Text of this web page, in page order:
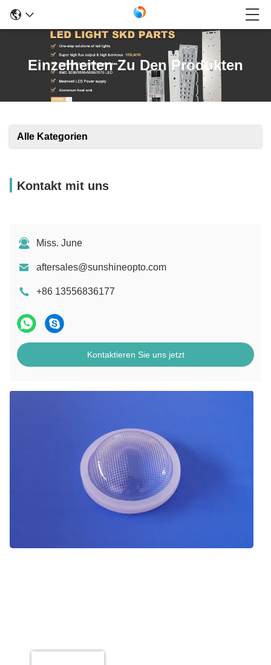
Einzelheiten Zu Den Produkten
Alle Kategorien
Kontakt mit uns
Miss. June
aftersales@sunshineopto.com
+86 13556836177
Kontaktieren Sie uns jetzt